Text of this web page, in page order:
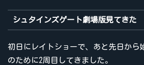
シュタインズゲート劇場版見てきた
初日にレイトショーで、あと先日から
のために2周目してきました。